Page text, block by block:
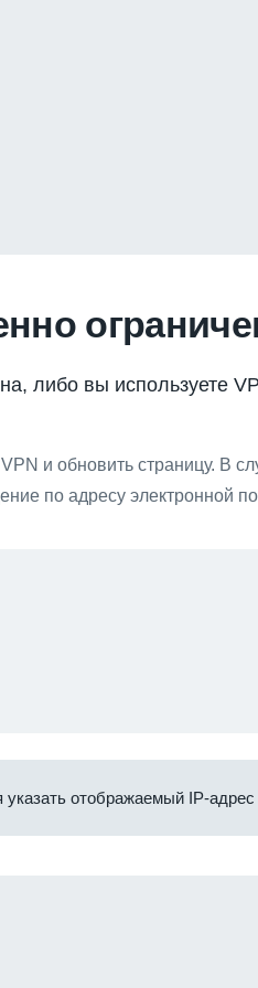
либо вы используете
и обновить страницу. В
по адресу электронной
отображаемый IP-